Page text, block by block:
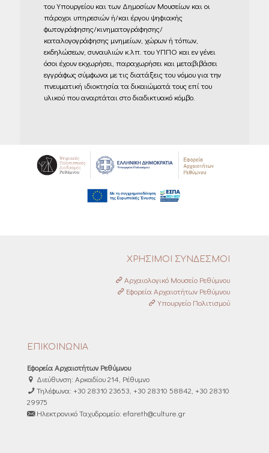
του Υπουργείου και των Δημοσίων Μουσείων και οι
πάροχοι υπηρεσιών ή/και έργου ψηφιακής
φωτογράφησης/κινηματογράφησης/
καταλογογράφησης μνημείων, χώρων ή τόπων,
εκδηλώσεων, συναυλιών κ.λπ. του ΥΠΠΟ και εν γένει
όσοι έχουν εκχωρήσει, παραχωρήσει και μεταβιβάσει
εγγράφως σύμφωνα με τις διατάξεις του νόμου για την
πνευματική ιδιοκτησία τα δικαιώματά τους επί του
υλικού που αναρτάται στο διαδικτυακό κόμβο.
ΧΡΗΣΙΜΟΙ ΣΥΝΔΕΣΜΟΙ
Αρχαιολογικό Μουσείο Ρεθύμνου
Εφορεία Αρχαιοτήτων Ρεθύμνου
Υπουργείο Πολιτισμού
ΕΠΙΚΟΙΝΩΝΙΑ
Εφορεία Αρχαιοτήτων Ρεθύμνου
Διεύθυνση: Αρκαδίου 214, Ρέθυμνο
Τηλέφωνα: +30 28310 23653, +30 28310 58842, +30 28310
29975
Ηλεκτρονικό Ταχυδρομείο: efareth@culture.gr